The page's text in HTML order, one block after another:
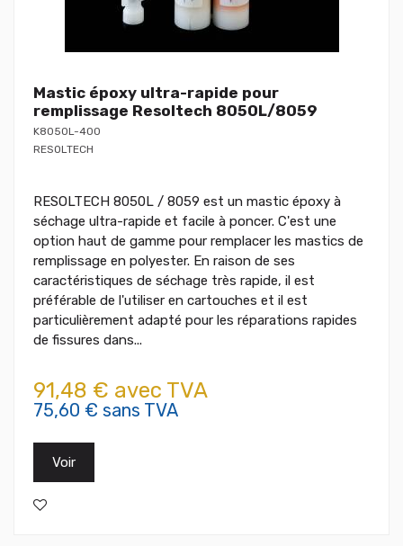
Mastic époxy ultra-rapide pour
remplissage Resoltech 8050L/8059
K8050L-400
RESOLTECH
RESOLTECH 8050L / 8059 est un mastic époxy à
séchage ultra-rapide et facile à poncer. C'est une
option haut de gamme pour remplacer les mastics de
remplissage en polyester. En raison de ses
caractéristiques de séchage très rapide, il est
préférable de l'utiliser en cartouches et il est
particulièrement adapté pour les réparations rapides
de fissures dans...
91,48 € avec TVA
75,60 € sans TVA
Voir